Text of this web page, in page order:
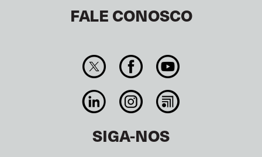
FALE CONOSCO
SIGA-NOS